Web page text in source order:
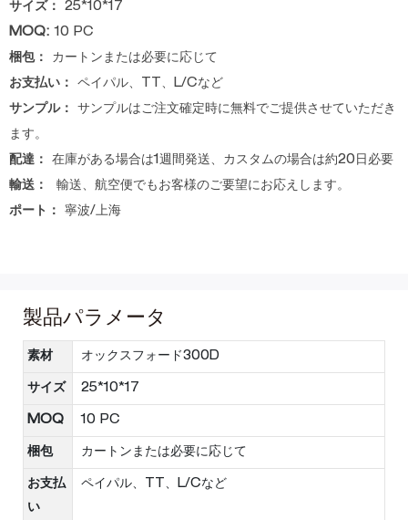
サイズ： 25*10*17
MOQ: 10 PC
梱包： カートンまたは必要に応じて
お支払い： ペイパル、TT、L/Cなど
サンプル： サンプルはご注文確定時に無料でご提供させていただき
ます。
配達： 在庫がある場合は1週間発送、カスタムの場合は約20日必要
輸送：
輸送、航空便でもお客様のご要望にお応えします。
ポート： 寧波/上海
製品パラメータ
素材 オックスフォード300D
サイズ 25*10*17
MOQ 10 PC
梱包 カートンまたは必要に応じて
お支払
い
ペイパル、TT、L/Cなど